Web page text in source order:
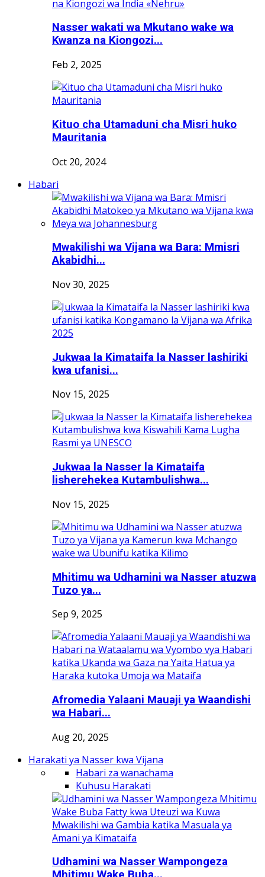
Nasser wakati wa Mkutano wake wa
Kwanza na Kiongozi...
Feb 2, 2025
Kituo cha Utamaduni cha Misri huko
Mauritania
Oct 20, 2024
Habari
Mwakilishi wa Vijana wa Bara: Mmisri
Akabidhi...
Nov 30, 2025
Jukwaa la Kimataifa la Nasser lashiriki
kwa ufanisi...
Nov 15, 2025
Jukwaa la Nasser la Kimataifa
lisherehekea Kutambulishwa...
Nov 15, 2025
Mhitimu wa Udhamini wa Nasser atuzwa
Tuzo ya...
Sep 9, 2025
Afromedia Yalaani Mauaji ya Waandishi
wa Habari...
Aug 20, 2025
Harakati ya Nasser kwa Vijana
Habari za wanachama
Kuhusu Harakati
Udhamini wa Nasser Wampongeza